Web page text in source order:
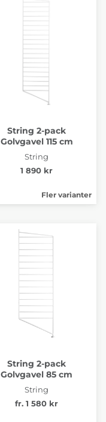
String 2-pack
Golvgavel 115 cm
String
1 890 kr
Fler varianter
String 2-pack
Golvgavel 85 cm
String
fr. 1 580 kr